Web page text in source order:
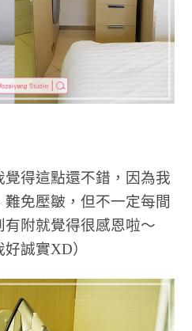
得這點還不錯，因為我
免壓皺，但不一定每間
附就覺得很感恩啦～
誠實XD）